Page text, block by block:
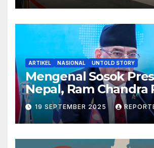
ARTIKEL NASIONAL UNTOLD STORY
Mengenal Sosok
Nepal, Ram Chandra
19 SEPTEMBER 2025